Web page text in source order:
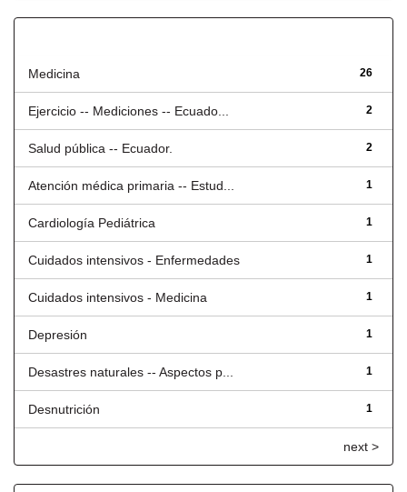
26
Medicina
2
Ejercicio -- Mediciones -- Ecuado...
2
Salud pública -- Ecuador.
1
Atención médica primaria -- Estud...
1
Cardiología Pediátrica
1
Cuidados intensivos - Enfermedades
1
Cuidados intensivos - Medicina
1
Depresión
1
Desastres naturales -- Aspectos p...
1
Desnutrición
next >